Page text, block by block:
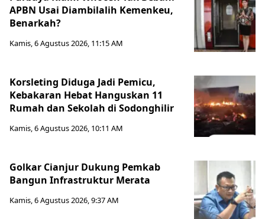
APBN Usai Diambilalih Kemenkeu,
Benarkah?
Kamis, 6 Agustus 2026, 11:15 AM
Korsleting Diduga Jadi Pemicu,
Kebakaran Hebat Hanguskan 11
Rumah dan Sekolah di Sodonghilir
Kamis, 6 Agustus 2026, 10:11 AM
Golkar Cianjur Dukung Pemkab
Bangun Infrastruktur Merata
Kamis, 6 Agustus 2026, 9:37 AM